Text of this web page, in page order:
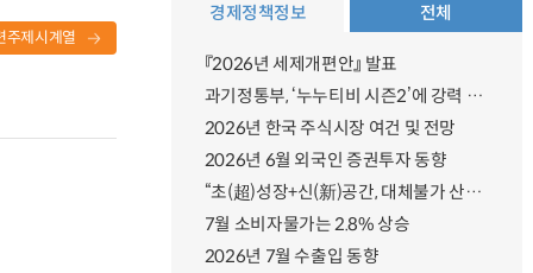
주제시계열
경제정책정보 전체
『2026년 세제개편안』 발표
과기정통부, ‘누누티비 시즌2’에 강력 대응 의지 밝혀
2026년 한국 주식시장 여건 및 전망
2026년 6월 외국인 증권투자 동향
“초(超)성장+신(新)공간, 대체불가 산업강국”
7월 소비자물가는 2.8% 상승
2026년 7월 수출입 동향